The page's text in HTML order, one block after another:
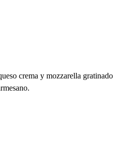
crema y mozzarella gratinado